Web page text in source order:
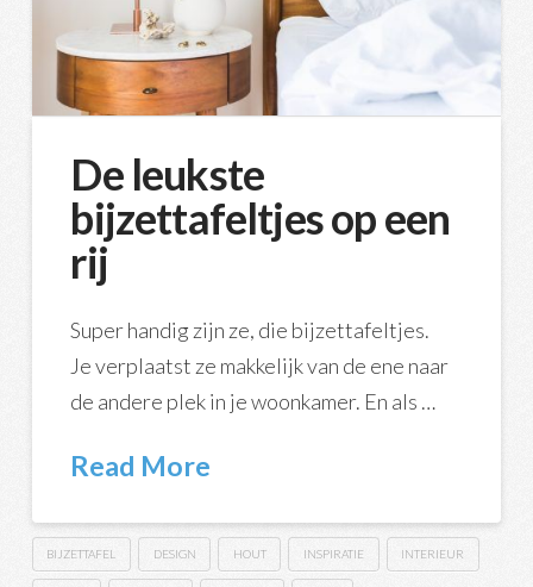
De leukste
bijzettafeltjes op een
rij
Super handig zijn ze, die bijzettafeltjes.
Je verplaatst ze makkelijk van de ene naar
de andere plek in je woonkamer. En als …
Read More
BIJZETTAFEL DESIGN HOUT INSPIRATIE INTERIEUR